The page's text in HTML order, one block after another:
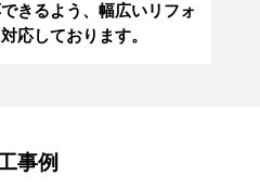
きるよう、幅広いリフォ
応しております。
事例